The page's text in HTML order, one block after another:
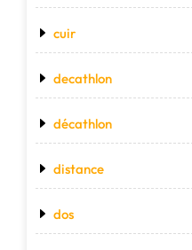
cuir
decathlon
décathlon
distance
dos